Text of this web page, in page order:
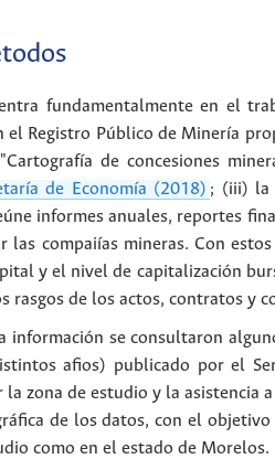
fundamentalmente en el
el Registro Público de Minería
de concesiones
de Economía (2018) ; (iii) la
informes anuales, reportes
las compaiías mineras. Con
y el nivel de capitalización
rasgos de los actos, contratos y
información se consultaron
afios) publicado por el
zona de estudio y la asistencia
de los datos, con el
como en el estado de Morelos.